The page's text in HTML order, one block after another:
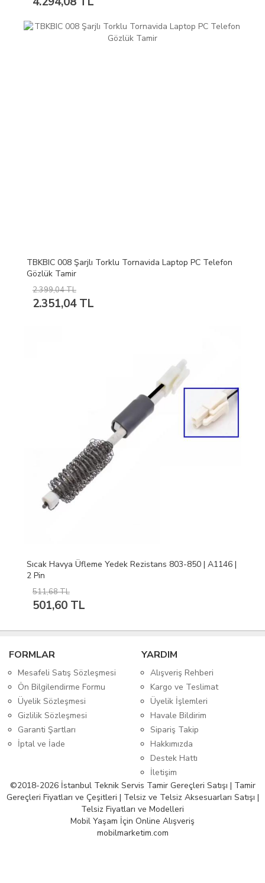
TBKBIC 008 Şarjlı Torklu Tornavida Laptop PC Telefon
Gözlük Tamir
2.399,04 TL
2.351,04 TL
Sıcak Havya Üfleme Yedek Rezistans 803-850 | A1146 |
2 Pin
511,68 TL
501,60 TL
FORMLAR
Mesafeli Satış Sözleşmesi
Ön Bilgilendirme Formu
Üyelik Sözleşmesi
Gizlilik Sözleşmesi
Garanti Şartları
İptal ve İade
YARDIM
Alışveriş Rehberi
Kargo ve Teslimat
Üyelik İşlemleri
Havale Bildirim
Sipariş Takip
Hakkımızda
Destek Hattı
İletişim
©2018-2026 İstanbul Teknik Servis Tamir Gereçleri Satışı | Tamir
Gereçleri Fiyatları ve Çeşitleri | Telsiz ve Telsiz Aksesuarları Satışı |
Telsiz Fiyatları ve Modelleri
Mobil Yaşam İçin Online Alışveriş
mobilmarketim.com